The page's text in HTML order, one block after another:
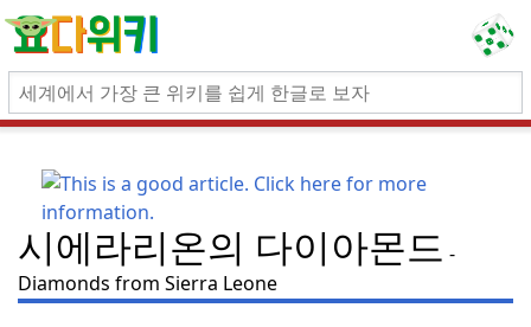
시에라리온의 다이아몬드
Diamonds from Sierra Leone